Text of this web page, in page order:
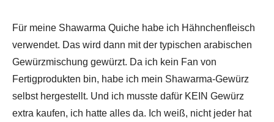
Für meine Shawarma Quiche habe ich Hähnchenfleisch
verwendet. Das wird dann mit der typischen arabischen
Gewürzmischung gewürzt. Da ich kein Fan von
Fertigprodukten bin, habe ich mein Shawarma-Gewürz
selbst hergestellt. Und ich musste dafür KEIN Gewürz
extra kaufen, ich hatte alles da. Ich weiß, nicht jeder hat